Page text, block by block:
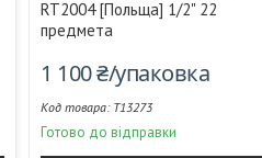
RT2004 [Польща] 1/2" 22
предмета
1 100 ₴/упаковка
T13273
Готово до відправки